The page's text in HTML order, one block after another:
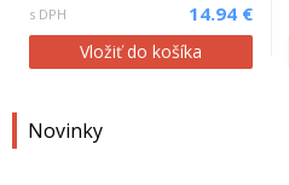
s DPH 14.94 €
Vložiť do košíka
Novinky